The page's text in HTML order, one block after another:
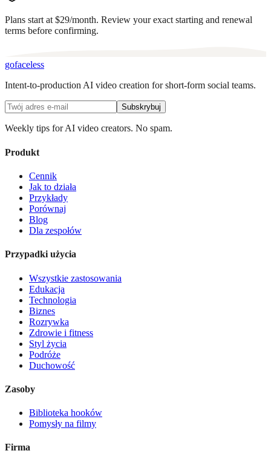
Plans start at $29/month. Review your exact starting and renewal
terms before confirming.
gofaceless
Intent-to-production AI video creation for short-form social teams.
Subskrybuj
Weekly tips for AI video creators. No spam.
Produkt
Cennik
Jak to działa
Przykłady
Porównaj
Blog
Dla zespołów
Przypadki użycia
Wszystkie zastosowania
Edukacja
Technologia
Biznes
Rozrywka
Zdrowie i fitness
Styl życia
Podróże
Duchowość
Zasoby
Biblioteka hooków
Pomysły na filmy
Firma